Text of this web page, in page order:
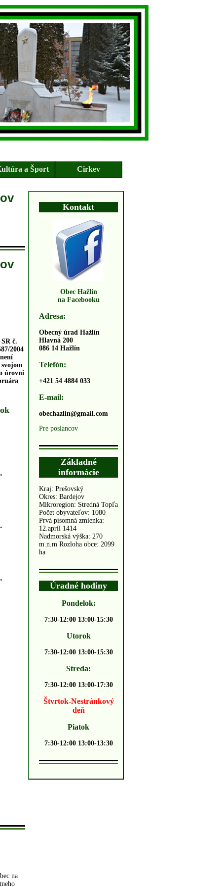
a Šport Cirkev
Kontakt
Obec Hažlín
na Facebooku
Adresa:
Obecný úrad Hažlín
Hlavná 200
086 14 Hažlín
Telefón:
+421 54 4884 033
E-mail:
obechazlin@gmail.com
Pre poslancov
Základné
informácie
Kraj: Prešovský
Okres: Bardejov
Mikroregion: Stredná Topľa
Počet obyvateľov: 1080
Prvá písomná zmienka:
12.apríl 1414
Nadmorská výška: 270
m.n.m Rozloha obce: 2099
ha
Úradné hodiny
Pondelok:
7:30-12:00 13:00-15:30
Utorok
7:30-12:00 13:00-15:30
Streda:
7:30-12:00 13:00-17:30
Štvrtok-Nestránkový
deň
Piatok
7:30-12:00 13:00-13:30
č.
2004
úrovni
na